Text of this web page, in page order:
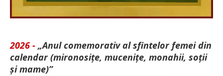
2026 - „Anul comemorativ al sfintelor femei din
calendar (mironosițe, mu­cenițe, monahii, soții
și mame)”